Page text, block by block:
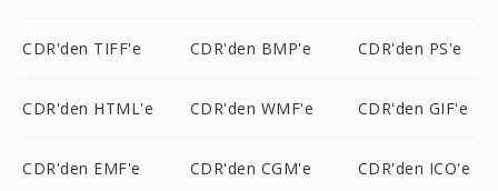
CDR'den TIFF'e CDR'den BMP'e CDR'den PS'e
CDR'den HTML'e CDR'den WMF'e CDR'den GIF'e
CDR'den EMF'e CDR'den CGM'e CDR'den ICO'e